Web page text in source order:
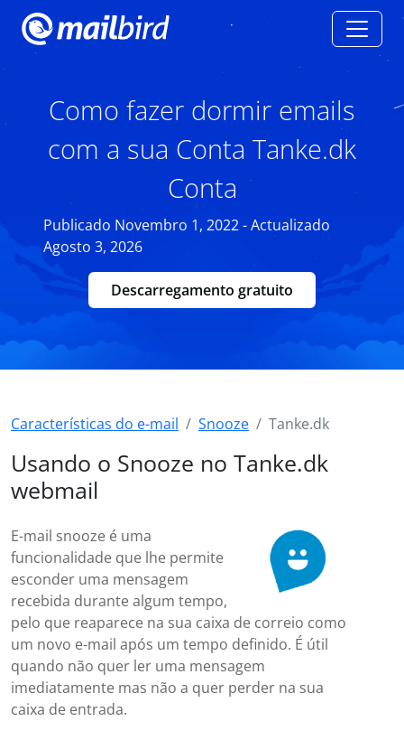
Como fazer dormir emails
com a sua Conta Tanke.dk
Conta
Publicado Novembro 1, 2022 - Actualizado
Agosto 3, 2026
Descarregamento gratuito
Características do e-mail Snooze Tanke.dk
Usando o Snooze no Tanke.dk
webmail
E-mail snooze é uma
funcionalidade que lhe permite
esconder uma mensagem
recebida durante algum tempo,
pelo que reaparece na sua caixa de correio como
um novo e-mail após um tempo definido. É útil
quando não quer ler uma mensagem
imediatamente mas não a quer perder na sua
caixa de entrada.